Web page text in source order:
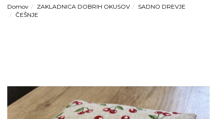
Domov ZAKLADNICA DOBRIH OKUSOV
SADNO DREVJE
ČEŠNJE